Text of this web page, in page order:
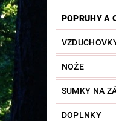
POPRUHY A
NOŽE
SUMKY NA
DOPLNKY